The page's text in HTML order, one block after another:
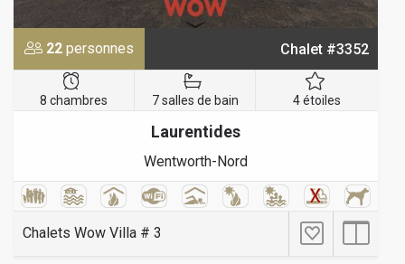
22 personnes Chalet #3352
8 chambres 7 salles de bain 4 étoiles
Laurentides
Wentworth-Nord
Chalets Wow Villa # 3